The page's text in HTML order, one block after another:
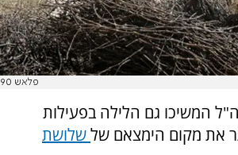
פלאש 90
המשיכו גם הלילה בפעילות
את מקום הימצאם שלשלושת